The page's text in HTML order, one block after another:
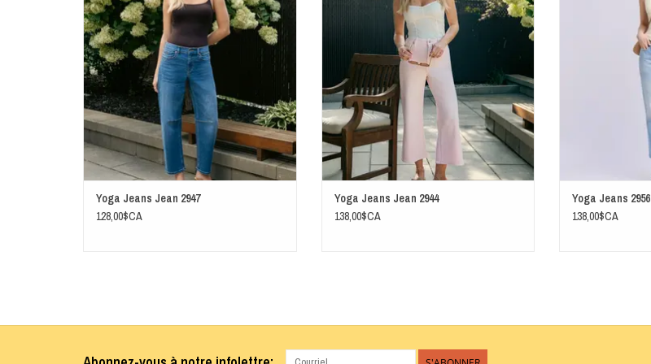
repasser à température réduite.
AJOUTER AU PANIER
Yoga Jeans Jean 2947
128,00$CA
Yoga Jeans Jean 2944
138,00$CA
Yoga Jeans 2956
138,00$CA